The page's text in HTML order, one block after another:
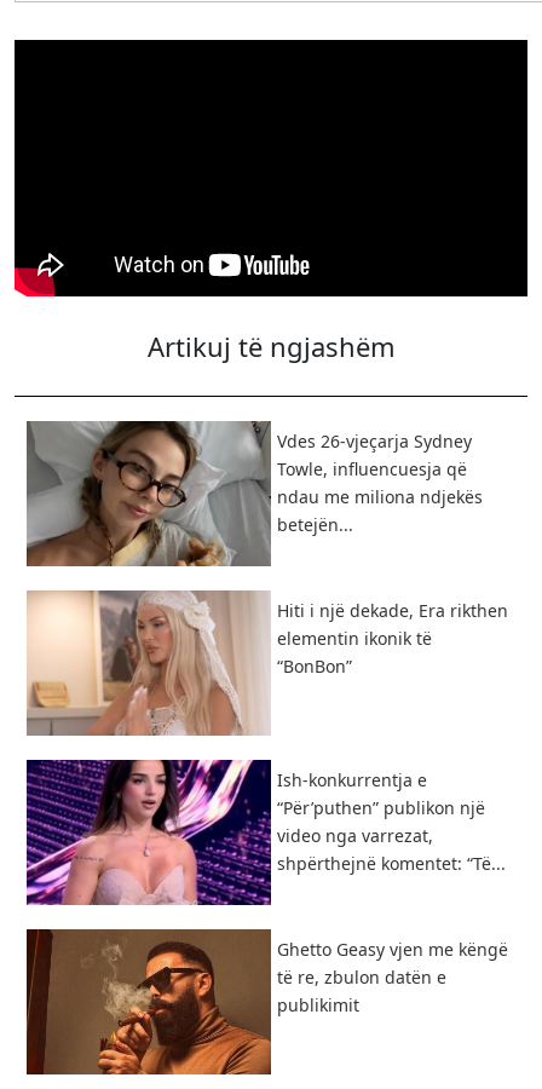
Artikuj të ngjashëm
Vdes 26-vjeçarja Sydney
Towle, influencuesja që
ndau me miliona ndjekës
betejën...
Hiti i një dekade, Era rikthen
elementin ikonik të
“BonBon”
Ish-konkurrentja e
“Për’puthen” publikon një
video nga varrezat,
shpërthejnë komentet: “Të...
Ghetto Geasy vjen me këngë
të re, zbulon datën e
publikimit